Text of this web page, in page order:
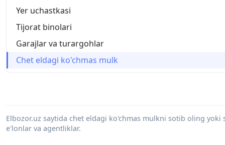
Yer uchastkasi
Tijorat binolari
Garajlar va turargohlar
Chet eldagi ko'chmas mulk
Elbozor.uz saytida chet eldagi ko'chmas mulkni sotib oling
e'lonlar va agentliklar.